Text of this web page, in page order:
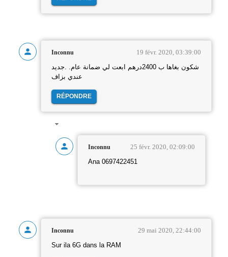
Inconnu 19 févr. 2020, 03:39:00
شكون بغاها ب 2400درهم ابعت لي ضمانة عام. .جديد
عندي بزاف
RÉPONDRE
Inconnu 25 févr. 2020, 02:09:00
Ana 0697422451
Inconnu 29 mai 2020, 22:44:00
Sur ila 6G dans la RAM